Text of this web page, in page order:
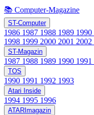
📚 Computer-Magazine
ST-Computer
1986 1987 1988 1989 1990
1998 1999 2000 2001 2002
ST-Magazin
1987 1988 1989 1990 1991
TOS
1990 1991 1992 1993
Atari Inside
1994 1995 1996
ATARImagazin